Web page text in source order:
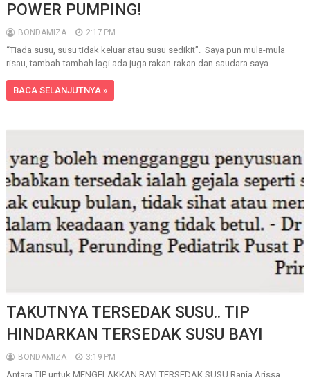
POWER PUMPING!
BONDAMIZA 2:17 PM
“Tiada susu, susu tidak keluar atau susu sedikit”. Saya pun mula-mula
risau, tambah-tambah lagi ada juga rakan-rakan dan saudara saya...
BACA SELANJUTNYA »
TAKUTNYA TERSEDAK SUSU.. TIP
HINDARKAN TERSEDAK SUSU BAYI
BONDAMIZA 3:19 PM
Antara TIP untuk MENGELAKKAN BAYI TERSEDAK SUSU Rania Arissa